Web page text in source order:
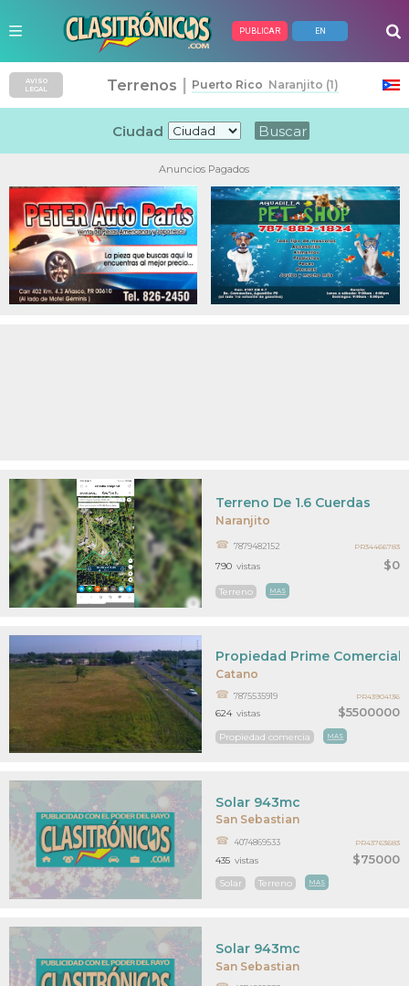
PUBLICAR EN
Anuncios Pagados
Naranjito
$0
Terreno De 1.6 Cuerdas
7879482152
Terreno MAS
790 vistas
PR34466783
Catano
$5500000
Propiedad Prime Comercial
7875535919
Propiedad comercia MAS
624 vistas
PR43904136
San Sebastian
$75000
Solar 943mc
4074869533
Solar Terreno MAS
435 vistas
PR43763683
San Sebastian
Solar 943mc
AVISO
LEGAL
Terrenos Puerto Rico Naranjito (1)
Ciudad